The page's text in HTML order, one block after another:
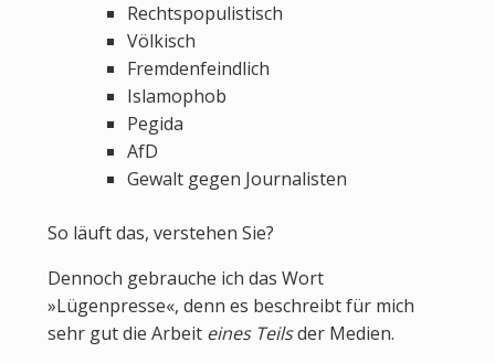
Rechtspopulistisch
Völkisch
Fremdenfeindlich
Islamophob
Pegida
AfD
Gewalt gegen Journalisten
So läuft das, verstehen Sie?
Dennoch gebrauche ich das Wort
»Lügenpresse«, denn es beschreibt für mich
sehr gut die Arbeit eines Teilsder Medien.